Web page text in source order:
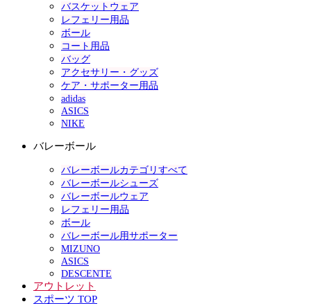
バスケットウェア
レフェリー用品
ボール
コート用品
バッグ
アクセサリー・グッズ
ケア・サポーター用品
adidas
ASICS
NIKE
バレーボール
バレーボールカテゴリすべて
バレーボールシューズ
バレーボールウェア
レフェリー用品
ボール
バレーボール用サポーター
MIZUNO
ASICS
DESCENTE
アウトレット
スポーツ TOP